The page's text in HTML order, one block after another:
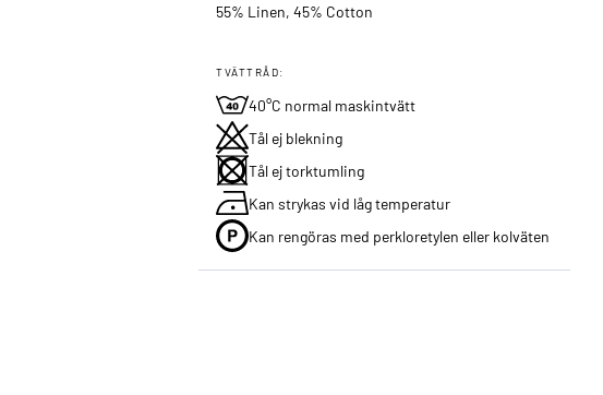
55% Linen, 45% Cotton
TVÄTTRÅD:
40°C normal maskintvätt
Tål ej blekning
Tål ej torktumling
Kan strykas vid låg temperatur
Kan rengöras med perkloretylen eller kolväten